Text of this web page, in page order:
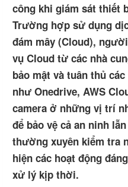
công khi giám sát thiết
Trường hợp sử dụng
đám mây (Cloud),
vụ Cloud từ các nhà
bảo mật và tuân thủ
như Onedrive, AWS
camera ở những vị trí
để bảo vệ cả an ninh
thường xuyên kiểm tra
hiện các hoạt động
xử lý kịp thời.